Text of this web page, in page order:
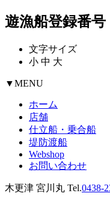
遊漁船登録番
文字サイズ
小 中 大
▼MENU
ホーム
店舗
仕立船・乗合船
堤防渡船
Webshop
お問い合わせ
木更津 宮川丸 Tel.0438-